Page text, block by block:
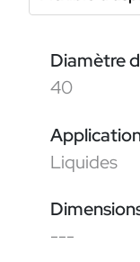
Diamètre
40
Liquides
---